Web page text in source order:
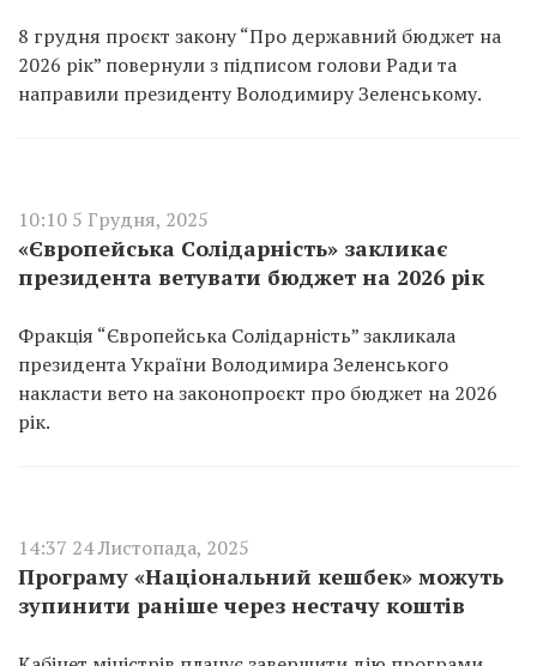
8 грудня проєкт закону “Про державний бюджет на
2026 рік” повернули з підписом голови Ради та
направили президенту Володимиру Зеленському.
10:10 5 Грудня, 2025
«Європейська Солідарність» закликає
президента ветувати бюджет на 2026 рік
Фракція “Європейська Солідарність” закликала
президента України Володимира Зеленського
накласти вето на законопроєкт про бюджет на 2026
рік.
14:37 24 Листопада, 2025
Програму «Національний кешбек» можуть
зупинити раніше через нестачу коштів